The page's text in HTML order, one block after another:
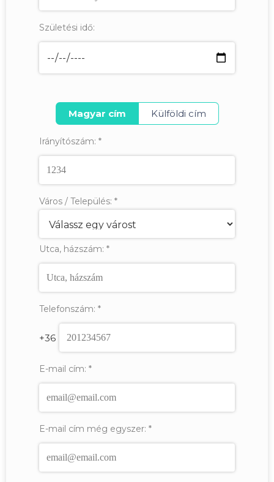
Születési idő:
Magyar cím Külföldi cím
Irányítószám: *
Város / Település: *
Utca, házszám: *
Telefonszám: *
+36
E-mail cím: *
E-mail cím még egyszer: *